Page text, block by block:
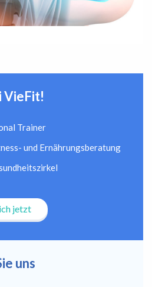
VieFit!
Trainer
und Ernährungsberatung
jetzt
uns